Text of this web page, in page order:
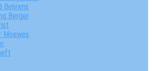
Behrens
Berger
Moewes